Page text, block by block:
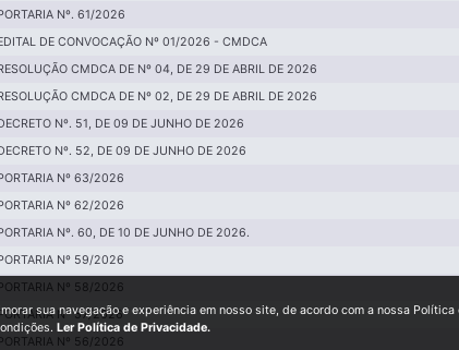
Nº. 61/2026
DE CONVOCAÇÃO Nº 01/2026 - CMDCA
CMDCA DE Nº 04, DE 29 DE ABRIL DE 2026
CMDCA DE Nº 02, DE 29 DE ABRIL DE 2026
Nº. 51, DE 09 DE JUNHO DE 2026
Nº. 52, DE 09 DE JUNHO DE 2026
Nº 63/2026
Nº 62/2026
Nº. 60, DE 10 DE JUNHO DE 2026.
Nº 59/2026
Nº 58/2026
Nº 57/2026
Nº 56/2026
sua navegação e experiência em nosso site, de acordo com a nossa
Ler Política de Privacidade.